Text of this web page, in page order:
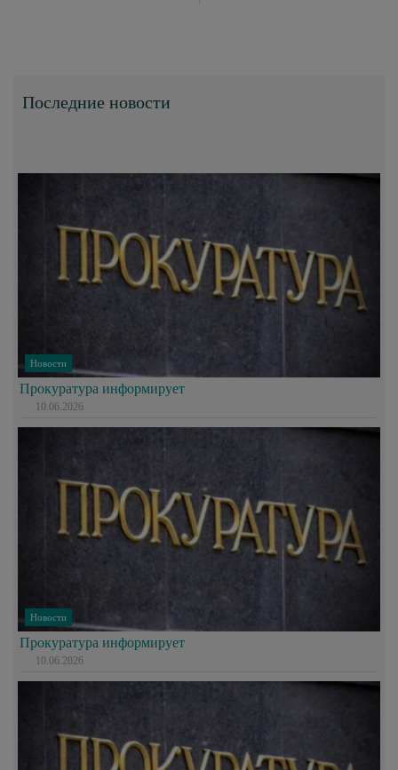
Последние новости
Новости
Прокуратура информирует
10.06.2026
Новости
Прокуратура информирует
10.06.2026